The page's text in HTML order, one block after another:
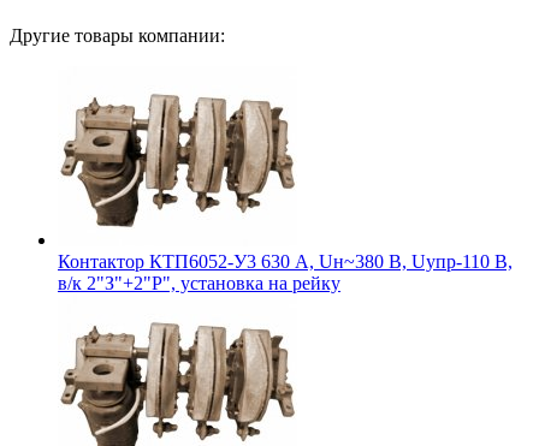
Другие товары компании:
Контактор КТП6052-У3 630 А, Uн~380 В, Uупр-110 В,
в/к 2"З"+2"Р", установка на рейку